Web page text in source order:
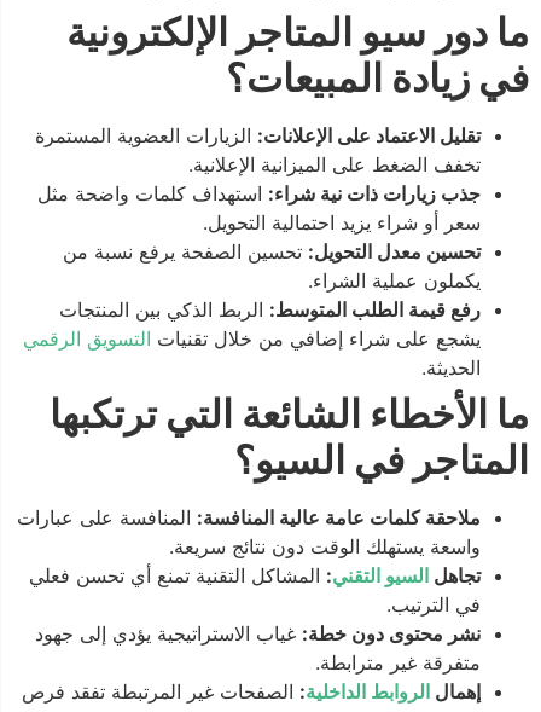
ما دور سيو المتاجر الإلكترونية
في زيادة المبيعات؟
تقليل الاعتماد على الإعلانات:الزيارات العضوية المستمرة
تخفف الضغط على الميزانية الإعلانية.
جذب زيارات ذات نية شراء:استهداف كلمات واضحة مثل
سعر أو شراء يزيد احتمالية التحويل.
تحسين معدل التحويل:تحسين الصفحة يرفع نسبة من
يكملون عملية الشراء.
رفع قيمة الطلب المتوسط:الربط الذكي بين المنتجات
يشجع على شراء إضافي من خلال تقنياتالتسويق الرقمي
الحديثة.
ما الأخطاء الشائعة التي ترتكبها
المتاجر في السيو؟
ملاحقة كلمات عامة عالية المنافسة:المنافسة على عبارات
واسعة يستهلك الوقت دون نتائج سريعة.
تجاهل السيو التقني :المشاكل التقنية تمنع أي تحسن فعلي
في الترتيب.
نشر محتوى دون خطة:غياب الاستراتيجية يؤدي إلى جهود
متفرقة غير مترابطة.
إهمال الروابط الداخلية:الصفحات غير المرتبطة تفقد فرص